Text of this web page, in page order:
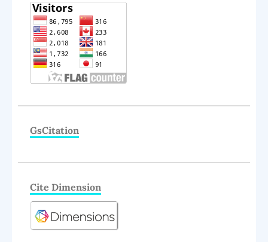
GsCitation
Cite Dimension